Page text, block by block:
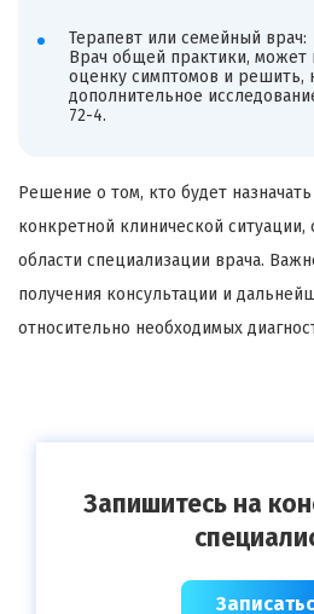
Терапевт или семейный врач:
Врач общей практики, может
оценку симптомов и решить,
дополнительное
72-4.
Решение о том, кто будет назначать
конкретной клинической ситуации,
области специализации врача.
получения консультации и
относительно необходимых
Запишитесь на